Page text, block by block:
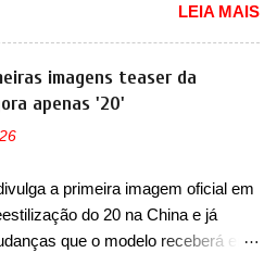
nos irmãos Pulse e
Fiat Strada é mais do que uma
verdadeira revolução no
Há alguns anos era
que uma picape chagaria ao
do que isso: ela é a prova viva
está ganhando se mexe sim. Ao
história, ela...
Chevrolet Corsa, o mais
no ranking que perdurou no
até início de 2012 e com
grandioso lançamento da
assustou a concorrência. Nesse
era lançada a nova geração do
nova geração feita do zero,
"Bolinha" por suas formas
Além do Gol, outro Volkswagen
LEIA MAIS
imagens teaser da
apenas '20'
a primeira imagem oficial em
do 20 na China e já
que o modelo receberá em